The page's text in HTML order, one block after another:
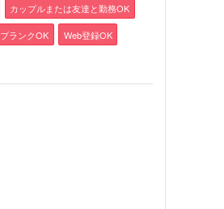
カップルまたは友達と勤務OK
ブランクOK Web登録OK